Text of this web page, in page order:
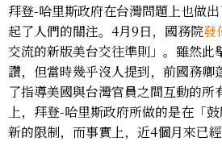
拜登-哈里斯政府在台灣問題上也做
起了人們的關注。4月9日，國務院發
交流的新版美台交往準則」。雖然此
讚，但當時幾乎沒人提到，前國務卿
了指導美國與台灣官員之間互動的所
上，拜登-哈里斯政府所做的是在「
新的限制，而事實上，近4個月來已經